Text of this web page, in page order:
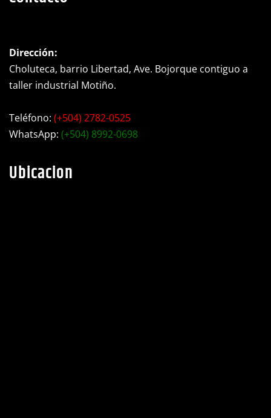
Choluteca, barrio Libertad, Ave. Bojorque contiguo a
taller industrial Motiño.
WhatsApp:(+504) 8992-0698